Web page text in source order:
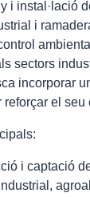
i instal·lació
i
sectors
incorporar
reforçar el seu
i captació